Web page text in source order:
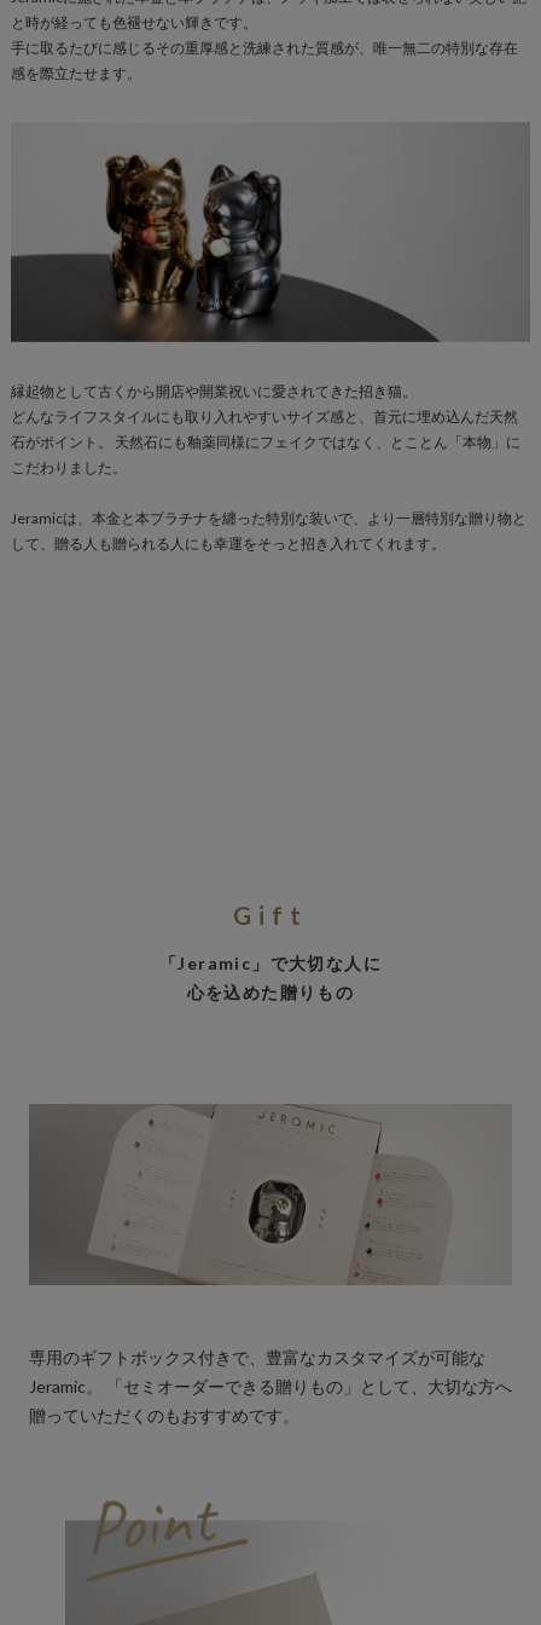
と時が経っても色褪せない輝きです。
手に取るたびに感じるその重厚感と洗練された質感が、唯一無二の特別な存在
感を際立たせます。
縁起物として古くから開店や開業祝いに愛されてきた招き猫。
どんなライフスタイルにも取り入れやすいサイズ感と、首元に埋め込んだ天然
石がポイント。 天然石にも釉薬同様にフェイクではなく、とことん「本物」に
こだわりました。
Jeramicは、本金と本プラチナを纏った特別な装いで、より一層特別な贈り物と
して、贈る人も贈られる人にも幸運をそっと招き入れてくれます。
Gift
「Jeramic」で大切な人に
心を込めた贈りもの
専用のギフトボックス付きで、豊富なカスタマイズが可能な
Jeramic。 「セミオーダーできる贈りもの」として、大切な方へ
贈っていただくのもおすすめです。